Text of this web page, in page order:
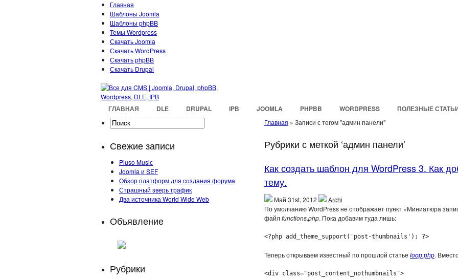
Главная
Шаблоны Joomla
Шаблоны phpBB
Темы Wordpress
Скачать Joomla
Скачать WordPress
Скачать phpBB
Скачать Drupal
ГЛАВНАЯ DLE DRUPAL IPB JOOMLA PHPBB WORDPRESS ПОЛЕЗНЫЕ
Свежие записи
Pluso Musiс
Joomla и SEF
Обзор платформ для создания форума
Страшный зверь трафик
Два источника World Wide Web
Объявление
Рубрики
Главная » Записи с тегом "админ панели"
Рубрики с меткой ‘админ панели’
Как создать шаблон для WordPress 3. Как
тему.
Май 31st, 2012
Archi
По умолчанию WordPress не отображает пункт «Миниатюра
файлfunctions.php. Пока добавим туда лишь:
<?php add_theme_support('post-thumbnails'); ?>
Теперь открываем известный по прошлой статье loop.php.
<div class="post_content_nothumbnails">